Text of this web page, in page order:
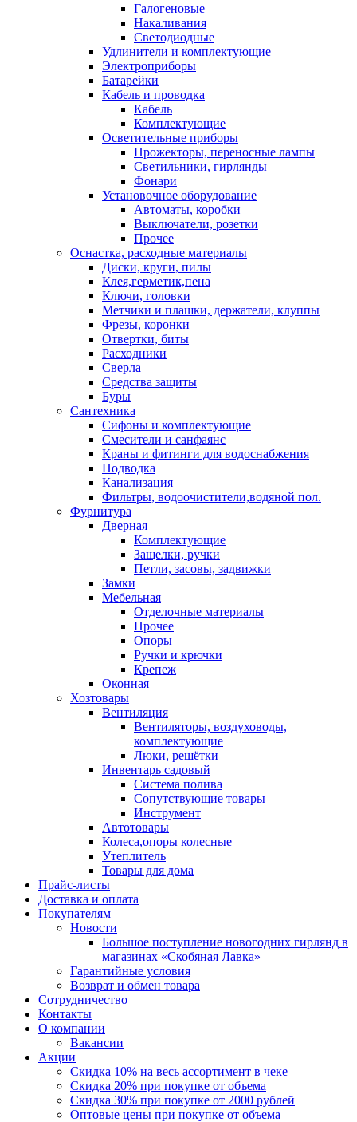
Галогеновые
Накаливания
Светодиодные
Удлинители и комплектующие
Электроприборы
Батарейки
Кабель и проводка
Кабель
Комплектующие
Осветительные приборы
Прожекторы, переносные лампы
Светильники, гирлянды
Фонари
Установочное оборудование
Автоматы, коробки
Выключатели, розетки
Прочее
Оснастка, расходные материалы
Диски, круги, пилы
Клея,герметик,пена
Ключи, головки
Метчики и плашки, держатели, клуппы
Фрезы, коронки
Отвертки, биты
Расходники
Сверла
Средства защиты
Буры
Сантехника
Сифоны и комплектующие
Смесители и санфаянс
Краны и фитинги для водоснабжения
Подводка
Канализация
Фильтры, водоочистители,водяной пол.
Фурнитура
Дверная
Комплектующие
Защелки, ручки
Петли, засовы, задвижки
Замки
Мебельная
Отделочные материалы
Прочее
Опоры
Ручки и крючки
Крепеж
Оконная
Хозтовары
Вентиляция
Вентиляторы, воздуховоды,
комплектующие
Люки, решётки
Инвентарь садовый
Система полива
Сопутствующие товары
Инструмент
Автотовары
Колеса,опоры колесные
Утеплитель
Товары для дома
Прайс-листы
Доставка и оплата
Покупателям
Новости
Большое поступление новогодних гирлянд в
магазинах «Скобяная Лавка»
Гарантийные условия
Возврат и обмен товара
Сотрудничество
Контакты
О компании
Вакансии
Акции
Скидка 10% на весь ассортимент в чеке
Скидка 20% при покупке от объема
Скидка 30% при покупке от 2000 рублей
Оптовые цены при покупке от объема